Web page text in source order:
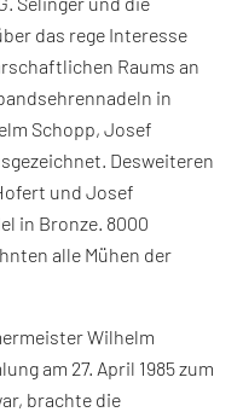
das rege Interesse
Raums an
in
Schopp, Josef
Desweiteren
und Josef
in Bronze. 8000
alle Mühen der
Wilhelm
am 27. April 1985 zum
brachte die